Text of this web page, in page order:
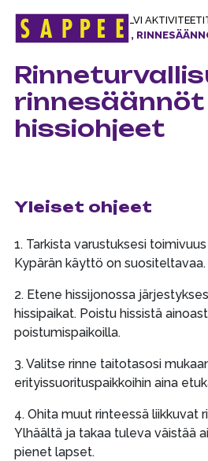
Päävalikko
ETUSIVU > TALVI > TALVI
RINNETURVALLISUUS,
rinnesäännöt
hissiohjeet
Yleiset ohjeet
1. Tarkista varustuksesi
Kypärän käyttö on suositeltavaa.
2. Etene hissijonossa
hissipaikat. Poistu hissistä
poistumispaikoilla.
3. Valitse rinne taitotasosi
erityissuorituspaikkoihin aina
4. Ohita muut rinteessä liikkuvat
Ylhäältä ja takaa tuleva väistää
pienet lapset.